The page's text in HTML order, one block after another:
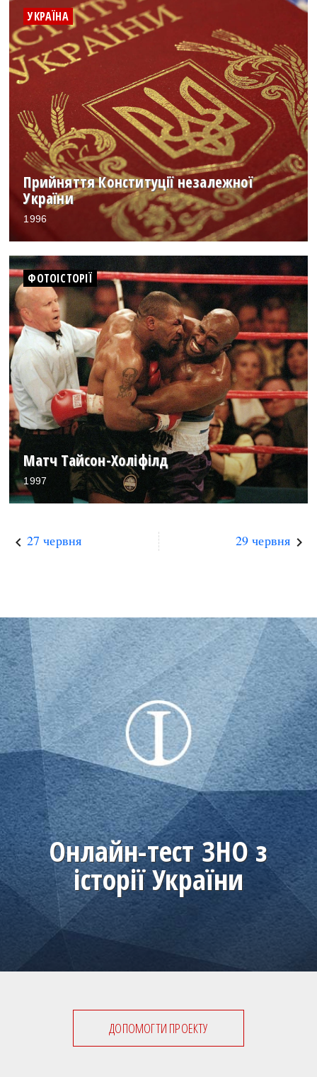
УКРАЇНА
Прийняття Конституції незалежної
України
1996
ФОТОІСТОРІЇ
Матч Тайсон-Холіфілд
1997
keyboard_arrow_left 27 червня 29 червня keyboard_arrow_right
Онлайн-тест ЗНО з
історії України
ДОПОМОГТИ ПРОЕКТУ